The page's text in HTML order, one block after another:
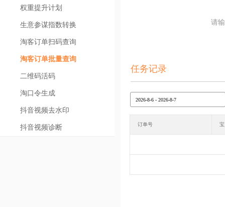
权重提升计划
生意参谋指数转换
淘客订单扫码查询
淘客订单批量查询
二维码活码
淘口令生成
抖音视频去水印
抖音视频诊断
请
任务记录
订单号